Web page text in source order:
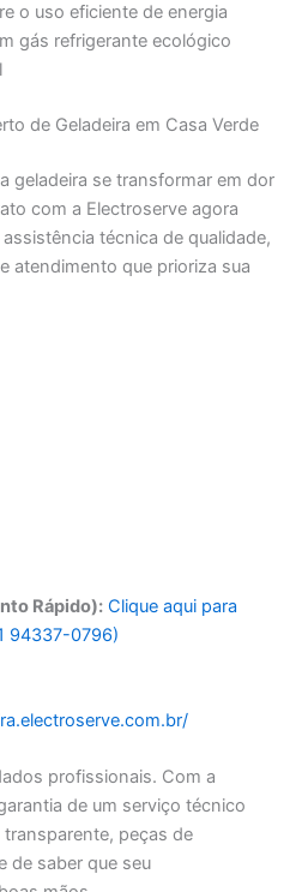
o uso eficiente de energia
gás refrigerante ecológico
de Geladeira em Casa Verde
geladeira se transformar em dor
com a Electroserve agora
técnica de qualidade,
atendimento que prioriza sua
Rápido): Clique aqui para
94337-0796)
profissionais. Com a
de um serviço técnico
peças de
de saber que seu